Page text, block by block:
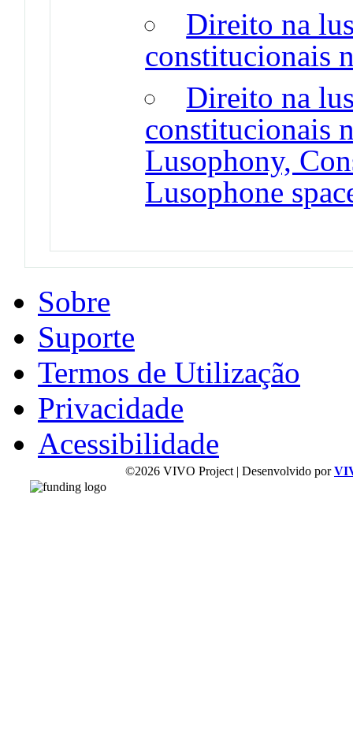
Direito na
constitucionais
Direito na
constitucionais
Lusophony,
Lusophone
Sobre
Suporte
Termos de Utilização
Privacidade
Acessibilidade
©2026 VIVO Project | Desenvolvido por